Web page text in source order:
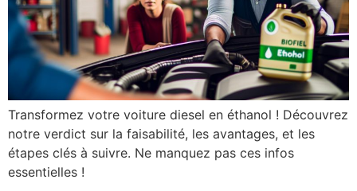
Transformez votre voiture diesel en éthanol ! Découvrez
notre verdict sur la faisabilité, les avantages, et les
étapes clés à suivre. Ne manquez pas ces infos
essentielles !